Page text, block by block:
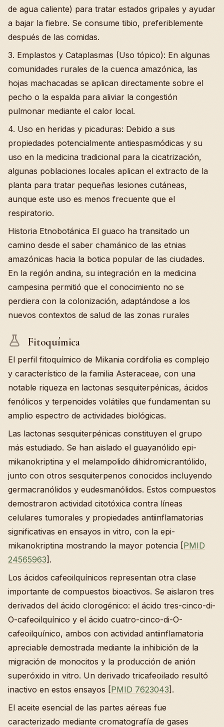
de agua caliente) para tratar estados gripales y ayudar
a bajar la fiebre. Se consume tibio, preferiblemente
después de las comidas.
3. Emplastos y Cataplasmas (Uso tópico): En algunas
comunidades rurales de la cuenca amazónica, las
hojas machacadas se aplican directamente sobre el
pecho o la espalda para aliviar la congestión
pulmonar mediante el calor local.
4. Uso en heridas y picaduras: Debido a sus
propiedades potencialmente antiespasmódicas y su
uso en la medicina tradicional para la cicatrización,
algunas poblaciones locales aplican el extracto de la
planta para tratar pequeñas lesiones cutáneas,
aunque este uso es menos frecuente que el
respiratorio.
Historia Etnobotánica El guaco ha transitado un
camino desde el saber chamánico de las etnias
amazónicas hacia la botica popular de las ciudades.
En la región andina, su integración en la medicina
campesina permitió que el conocimiento no se
perdiera con la colonización, adaptándose a los
nuevos contextos de salud de las zonas rurales
Fitoquímica
El perfil fitoquímico de Mikania cordifolia es complejo
y característico de la familia Asteraceae, con una
notable riqueza en lactonas sesquiterpénicas, ácidos
fenólicos y terpenoides volátiles que fundamentan su
amplio espectro de actividades biológicas.
Las lactonas sesquiterpénicas constituyen el grupo
más estudiado. Se han aislado el guayanólido epi-
mikanokriptina y el melampolido dihidromicrantólido,
junto con otros sesquiterpenos conocidos incluyendo
germacranólidos y eudesmanólidos. Estos compuestos
demostraron actividad citotóxica contra líneas
celulares tumorales y propiedades antiinflamatorias
significativas en ensayos in vitro, con la epi-
mikanokriptina mostrando la mayor potencia [PMID
24565963].
Los ácidos cafeoilquínicos representan otra clase
importante de compuestos bioactivos. Se aislaron tres
derivados del ácido clorogénico: el ácido tres-cinco-di-
O-cafeoilquínico y el ácido cuatro-cinco-di-O-
cafeoilquínico, ambos con actividad antiinflamatoria
apreciable demostrada mediante la inhibición de la
migración de monocitos y la producción de anión
superóxido in vitro. Un derivado tricafeoilado resultó
inactivo en estos ensayos [PMID 7623043].
El aceite esencial de las partes aéreas fue
caracterizado mediante cromatografía de gases